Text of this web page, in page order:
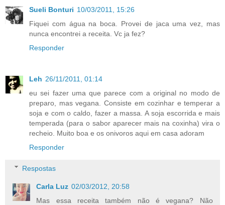
Sueli Bonturi 10/03/2011, 15:26
Fiquei com água na boca. Provei de jaca uma vez, mas
nunca encontrei a receita. Vc ja fez?
Responder
Leh 26/11/2011, 01:14
eu sei fazer uma que parece com a original no modo de
preparo, mas vegana. Consiste em cozinhar e temperar a
soja e com o caldo, fazer a massa. A soja escorrida e mais
temperada (para o sabor aparecer mais na coxinha) vira o
recheio. Muito boa e os onivoros aqui em casa adoram
Responder
Respostas
Carla Luz 02/03/2012, 20:58
Mas essa receita também não é vegana? Não